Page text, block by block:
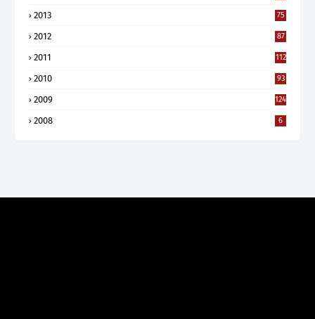
2013 75
2012 87
2011 112
2010 93
2009 124
2008 6